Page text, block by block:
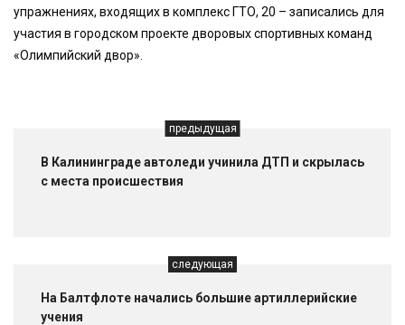
упражнениях, входящих в комплекс ГТО, 20 – записались для
участия в городском проекте дворовых спортивных команд
«Олимпийский двор».
предыдущая
В Калининграде автоледи учинила ДТП и скрылась
с места происшествия
следующая
На Балтфлоте начались большие артиллерийские
учения